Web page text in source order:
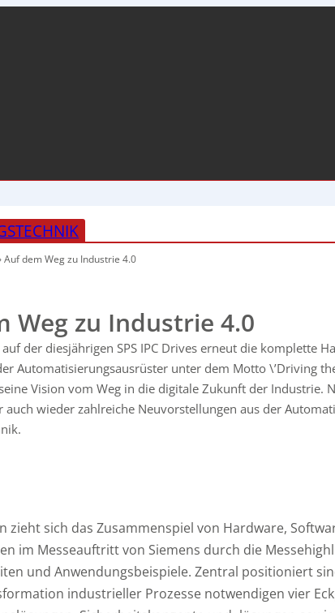
Auf dem Weg zu Industrie 4.0
Weg zu Industrie 4.0
der diesjährigen SPS IPC Drives erneut die komplette
Automatisierungsausrüster unter dem Motto \’Driving
Vision vom Weg in die digitale Zukunft der Industrie.
auch wieder zahlreiche Neuvorstellungen aus der
zieht sich das Zusammenspiel von Hardware,
im Messeauftritt von Siemens durch die
und Anwendungsbeispiele. Zentral positioniert
industrieller Prozesse notwendigen vier